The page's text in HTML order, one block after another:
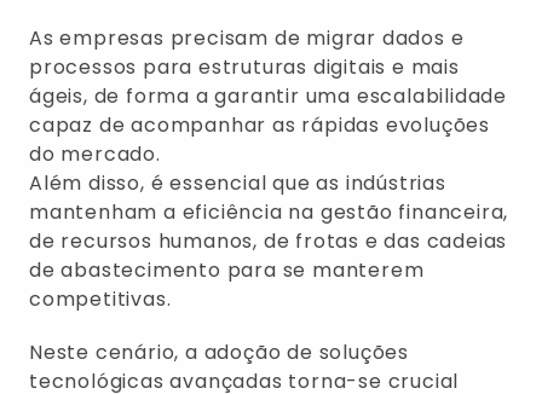
As empresas precisam de migrar dados e
processos para estruturas digitais e mais
ágeis, de forma a garantir uma escalabilidade
capaz de acompanhar as rápidas evoluções
do mercado.
Além disso, é essencial que as indústrias
mantenham a eficiência na gestão financeira,
de recursos humanos, de frotas e das cadeias
de abastecimento para se manterem
competitivas.
Neste cenário, a adoção de soluções
tecnológicas avançadas torna-se crucial